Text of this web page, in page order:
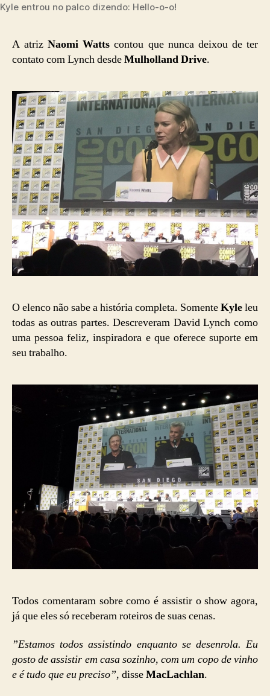
Kyle entrou no palco dizendo: Hello-o-o!
A atrizNaomi Watts contou que nunca deixou de ter
contato com Lynch desdeMulholland Drive.
O elenco não sabe a história completa. SomenteKyleleu
todas as outras partes. Descreveram David Lynch como
uma pessoa feliz, inspiradora e que oferece suporte em
seu trabalho.
Todos comentaram sobre como é assistir o show agora,
já que eles só receberam roteiros de suas cenas.
”Estamos todos assistindo enquanto se desenrola. Eu
gosto de assistir em casa sozinho, com um copo de vinho
e é tudo que eu preciso”, disseMacLachlan.